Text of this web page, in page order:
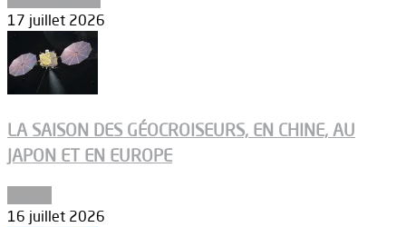
17 juillet 2026
LA SAISON DES GÉOCROISEURS, EN CHINE, AU
JAPON ET EN EUROPE
16 juillet 2026